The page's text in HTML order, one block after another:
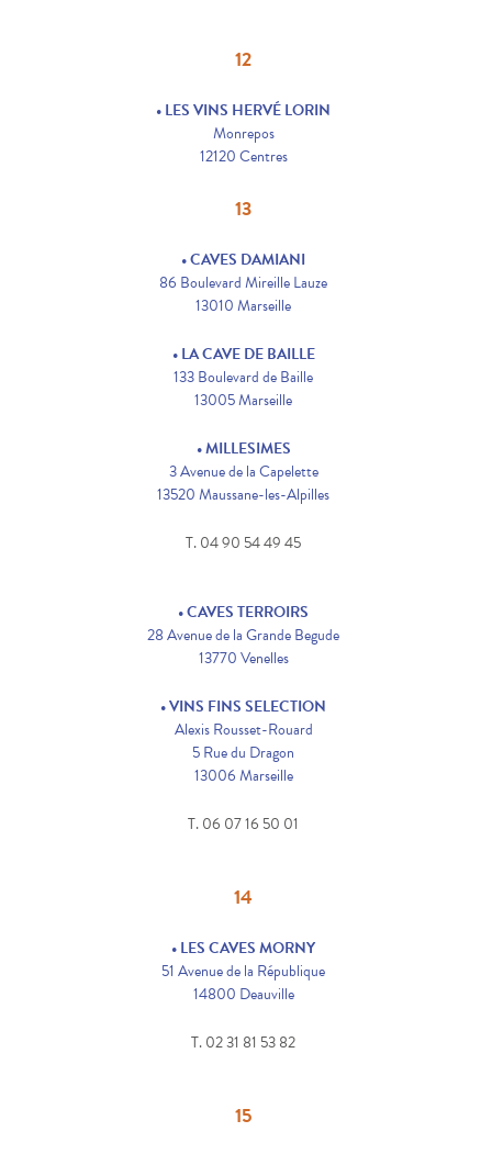
12
• LES VINS HERVÉ LORIN
Monrepos
12120 Centres
13
• CAVES DAMIANI
86 Boulevard Mireille Lauze
13010 Marseille
• LA CAVE DE BAILLE
133 Boulevard de Baille
13005 Marseille
• MILLESIMES
3 Avenue de la Capelette
13520 Maussane-les-Alpilles
T. 04 90 54 49 45
• CAVES TERROIRS
28 Avenue de la Grande Begude
13770 Venelles
• VINS FINS SELECTION
Alexis Rousset-Rouard
5 Rue du Dragon
13006 Marseille
T. 06 07 16 50 01
14
• LES CAVES MORNY
51 Avenue de la République
14800 Deauville
T. 02 31 81 53 82
15